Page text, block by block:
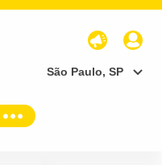
São Paulo, SP